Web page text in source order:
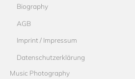
Biography
AGB
Imprint / Impressum
Datenschutzerklärung
Music Photography